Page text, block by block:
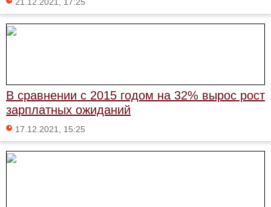
В сравнении с 2015 годом на 32% вырос рост
зарплатных ожиданий
17.12.2021, 15:25